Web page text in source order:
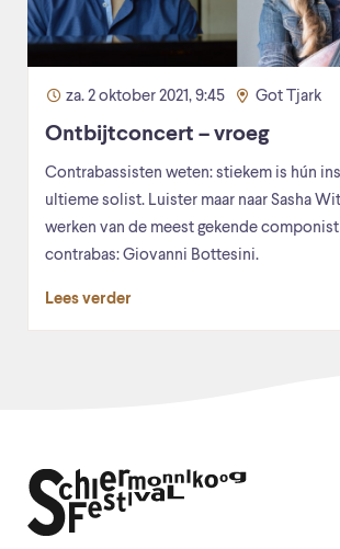
za. 2 oktober 2021, 9:45 Got Tjark
Ontbijtconcert – vroeg
Contrabassisten weten: stiekem is hún
ultieme solist. Luister maar naar Sasha
werken van de meest gekende
contrabas: Giovanni Bottesini.
Lees verder